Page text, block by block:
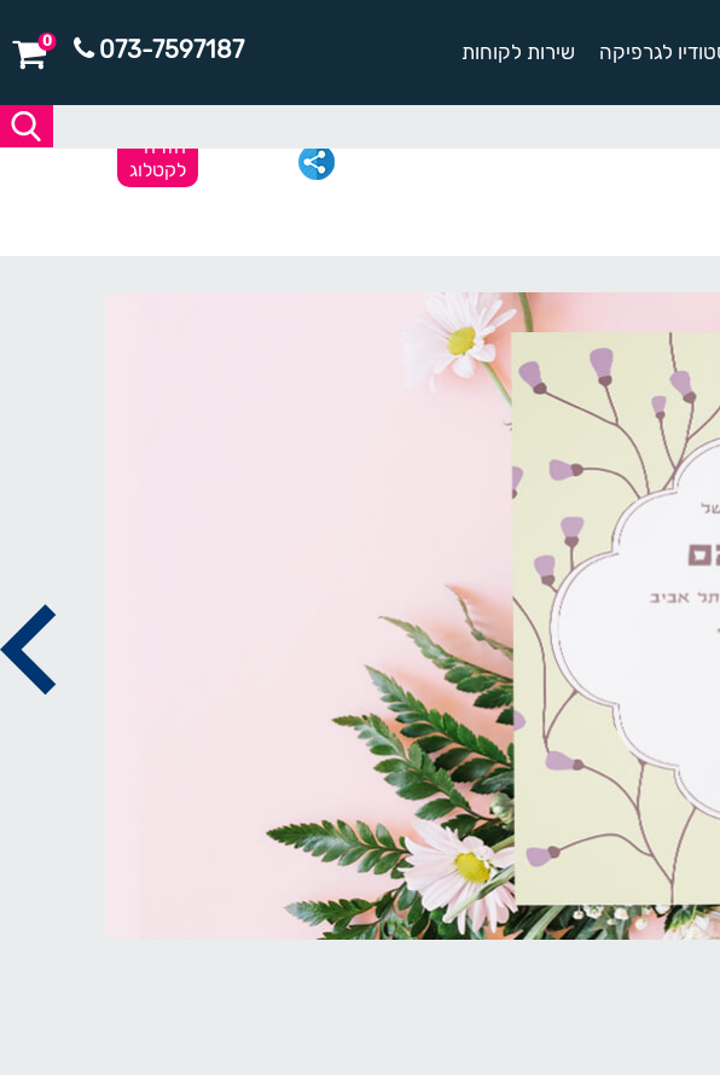
לגרפיקה שירות לקוחות 073-7597187
0
חזרה
לקטלוג